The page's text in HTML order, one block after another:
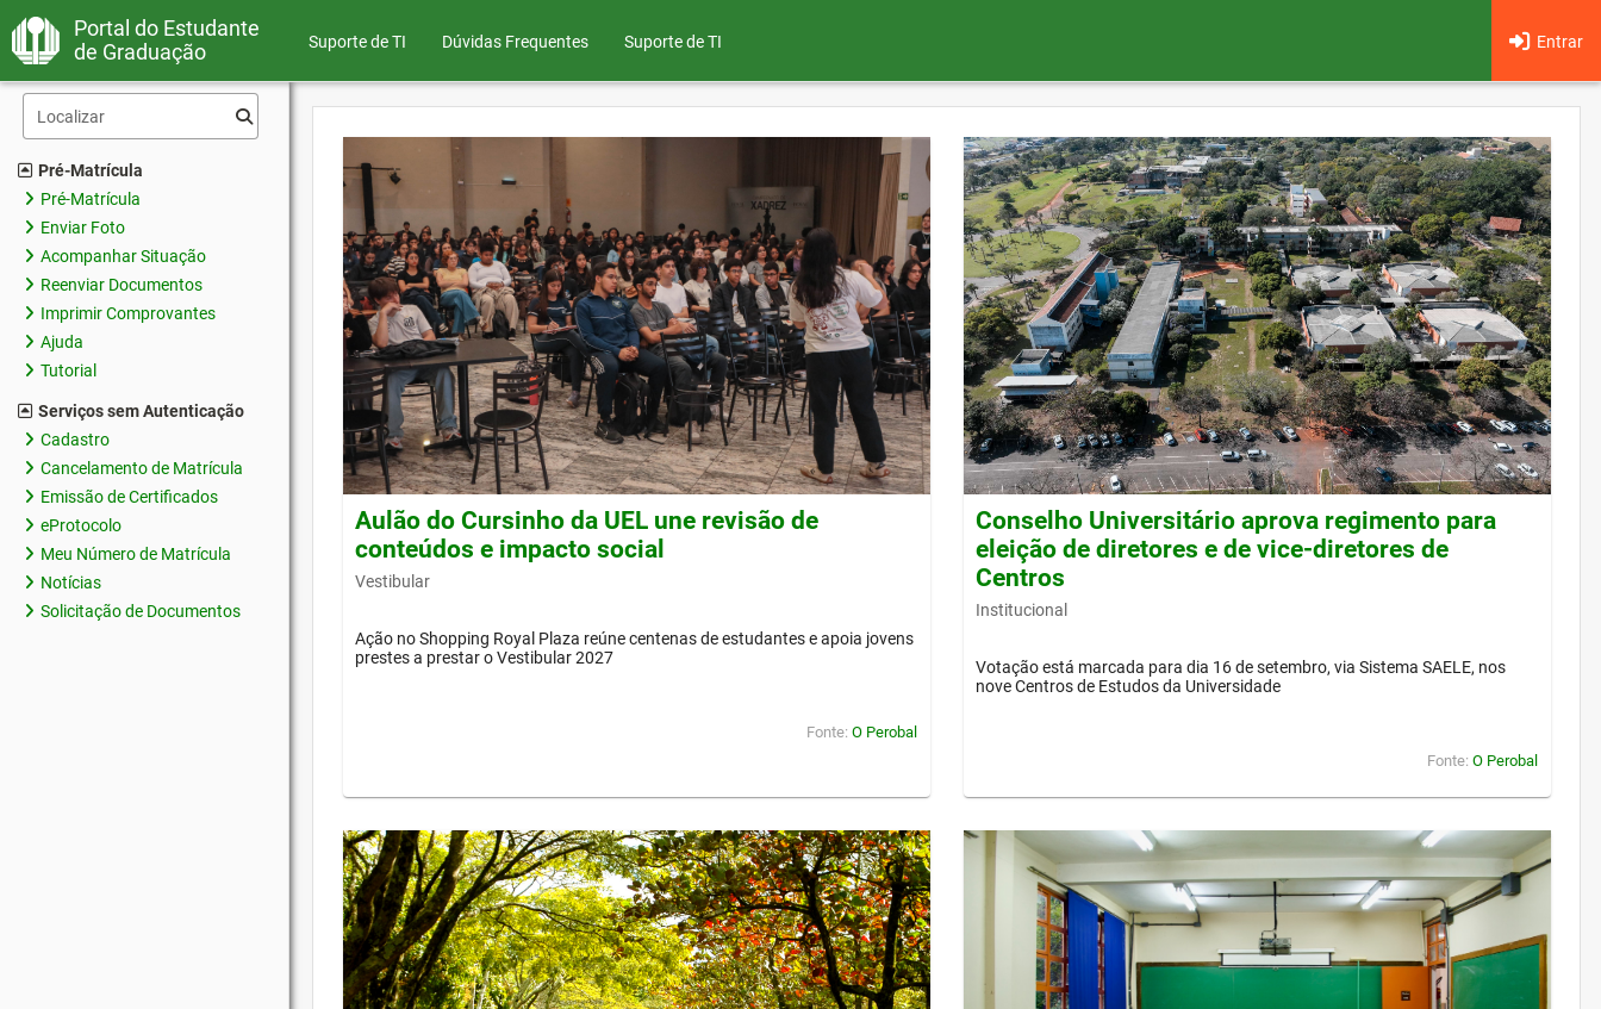
Portal do Estudante
de Graduação
Suporte de TI Dúvidas Frequentes Entrar
Suporte de TI
Pré-Matrícula
Pré-Matrícula
Enviar Foto
Acompanhar Situação
Reenviar Documentos
Imprimir Comprovantes
Ajuda
Tutorial
Serviços sem Autenticação
Cadastro
Cancelamento de Matrícula
Emissão de Certificados
eProtocolo
Meu Número de Matrícula
Notícias
Solicitação de Documentos
Aulão do Cursinho da UEL une revisão de
conteúdos e impacto social
Vestibular
Ação no Shopping Royal Plaza reúne centenas de estudantes e apoia jovens
prestes a prestar o Vestibular 2027
Fonte: O Perobal
Conselho Universitário aprova regimento para
eleição de diretores e de vice-diretores de
Centros
Institucional
Votação está marcada para dia 16 de setembro, via Sistema SAELE, nos
nove Centros de Estudos da Universidade
Fonte: O Perobal